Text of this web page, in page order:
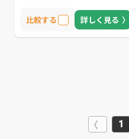
比較する 詳しく見る
1